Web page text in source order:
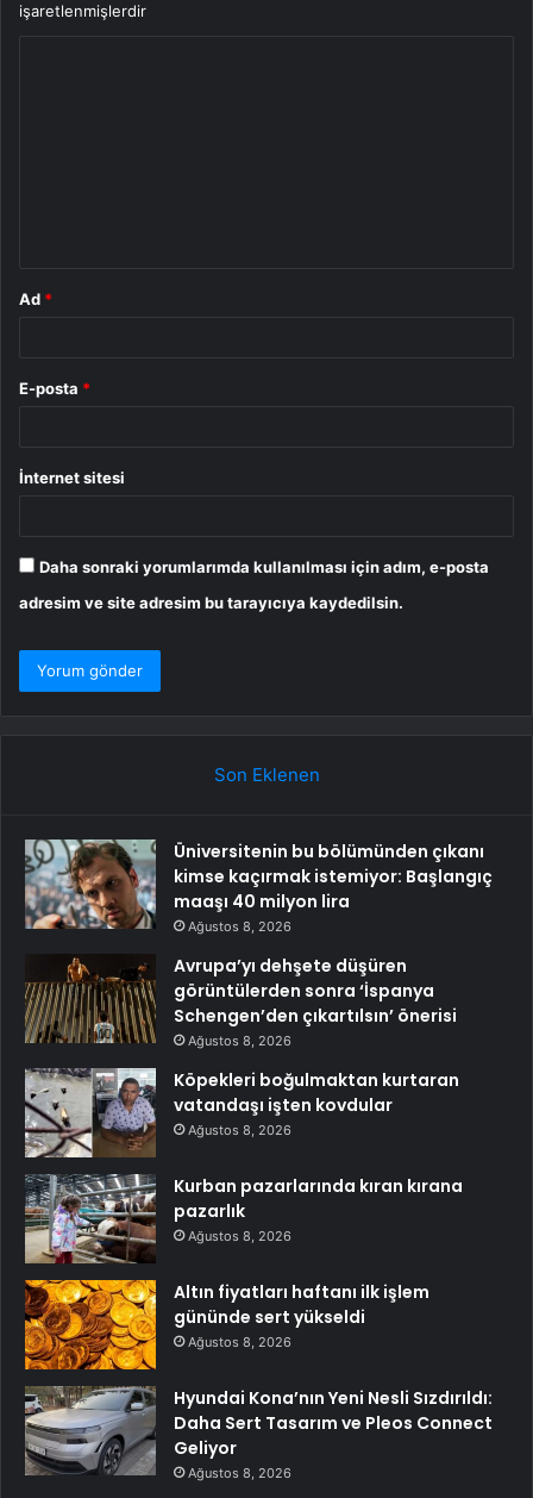
işaretlenmişlerdir
Ad *
E-posta *
İnternet sitesi
Daha sonraki yorumlarımda kullanılması için adım, e-posta
adresim ve site adresim bu tarayıcıya kaydedilsin.
Son Eklenen
Üniversitenin bu bölümünden çıkanı
kimse kaçırmak istemiyor: Başlangıç
maaşı 40 milyon lira
Ağustos 8, 2026
Avrupa’yı dehşete düşüren
görüntülerden sonra ‘İspanya
Schengen’den çıkartılsın’ önerisi
Ağustos 8, 2026
Köpekleri boğulmaktan kurtaran
vatandaşı işten kovdular
Ağustos 8, 2026
Kurban pazarlarında kıran kırana
pazarlık
Ağustos 8, 2026
Altın fiyatları haftanı ilk işlem
gününde sert yükseldi
Ağustos 8, 2026
Hyundai Kona’nın Yeni Nesli Sızdırıldı:
Daha Sert Tasarım ve Pleos Connect
Geliyor
Ağustos 8, 2026